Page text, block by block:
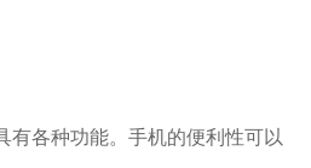
有各种功能。手机的便利性可以